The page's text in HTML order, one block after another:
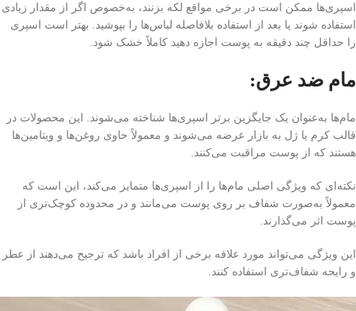
اسپری‌ها ممکن است در برخی مواقع لکه بزنند، به‌خصوص اگر از مقدار زیادی
استفاده شوند یا بعد از استفاده بلافاصله لباس‌ها را بپوشید. بهتر است اسپری
را حداقل چند دقیقه به پوست اجازه دهید کاملاً خشک شود.
مام ضد عرق:
مام‌ها به‌عنوان یک جایگزین برتر اسپری‌ها شناخته می‌شوند. این محصولات در
قالب کرم یا ژل به بازار عرضه می‌شوند و معمولاً حاوی روغن‌ها و ویتامین‌ها
هستند که از پوست مراقبت می‌کنند.
نکته‌ای که ویژگی اصلی مام‌ها را از اسپری‌ها متمایز می‌کند، این است که
معمولاً به‌صورت شفاف بر روی پوست می‌مانند و در محدوده کوچک‌تری از
پوست اثر می‌گذارند.
این ویژگی می‌تواند مورد علاقه برخی از افراد باشد که ترجیح می‌دهند از عطر
و رایحه شفاف‌تری استفاده کنند.